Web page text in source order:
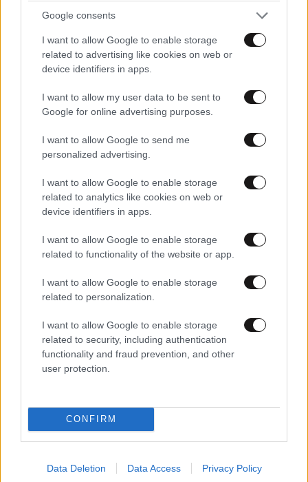
Google consents
I want to allow Google to enable storage
related to advertising like cookies on web or
device identifiers in apps.
I want to allow my user data to be sent to
Google for online advertising purposes.
I want to allow Google to send me
personalized advertising.
I want to allow Google to enable storage
related to analytics like cookies on web or
device identifiers in apps.
I want to allow Google to enable storage
related to functionality of the website or app.
I want to allow Google to enable storage
related to personalization.
I want to allow Google to enable storage
related to security, including authentication
functionality and fraud prevention, and other
user protection.
CONFIRM
Data Deletion Data Access Privacy Policy